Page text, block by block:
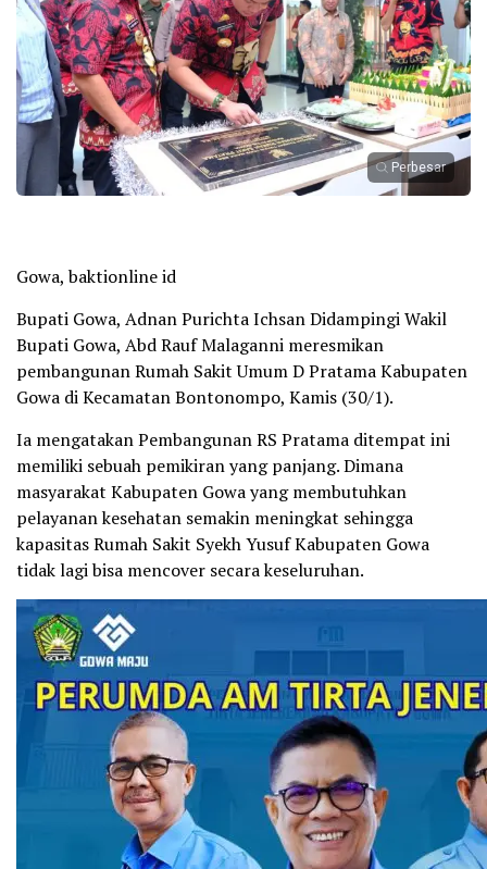
Perbesar
Gowa, baktionline id
Bupati Gowa, Adnan Purichta Ichsan Didampingi Wakil
Bupati Gowa, Abd Rauf Malaganni meresmikan
pembangunan Rumah Sakit Umum D Pratama Kabupaten
Gowa di Kecamatan Bontonompo, Kamis (30/1).
Ia mengatakan Pembangunan RS Pratama ditempat ini
memiliki sebuah pemikiran yang panjang. Dimana
masyarakat Kabupaten Gowa yang membutuhkan
pelayanan kesehatan semakin meningkat sehingga
kapasitas Rumah Sakit Syekh Yusuf Kabupaten Gowa
tidak lagi bisa mencover secara keseluruhan.